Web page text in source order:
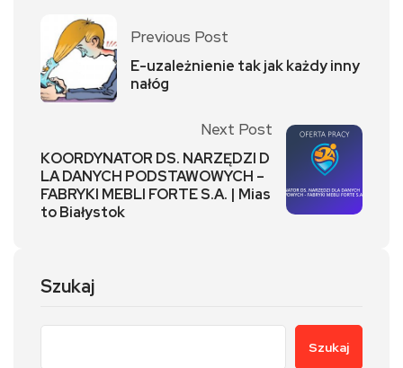
Previous Post
E-uzależnienie tak jak każdy inny
nałóg
Next Post
KOORDYNATOR DS. NARZĘDZI D
LA DANYCH PODSTAWOWYCH –
FABRYKI MEBLI FORTE S.A. | Mias
to Białystok
Szukaj
Szukaj